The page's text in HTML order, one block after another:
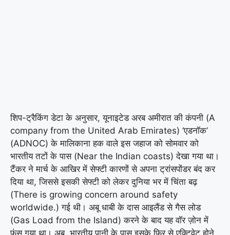
शिप-ट्रैकिंग डेटा के अनुसार, यूनाइटेड अरब अमीरात की कंपनी (A
company from the United Arab Emirates) ‘एडनॉक’
(ADNOC) के मालिकाना हक वाले इस जहाज को सोमवार को
भारतीय तटों के पास (Near the Indian coasts) देखा गया था।
टैंकर ने मार्च के आखिर में सेफ्टी कारणों से अपना ट्रांसपोंडर बंद कर
दिया था, जिससे इसकी सेफ्टी को लेकर दुनिया भर में चिंता बढ़
(There is growing concern around safety
worldwide.) गई थी। अबू धाबी के दास आइलैंड से गैस लोड
(Gas Load from the Island) करने के बाद यह वॉर ज़ोन में
फंस गया था। अब, भारतीय पानी के पास इसके फिर से एक्टिवेट होने